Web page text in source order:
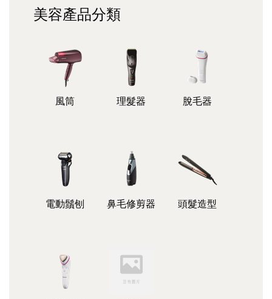
美容產品分類
風筒 理髮器 脫毛器
電動鬚刨 鼻毛修剪器 頭髮造型